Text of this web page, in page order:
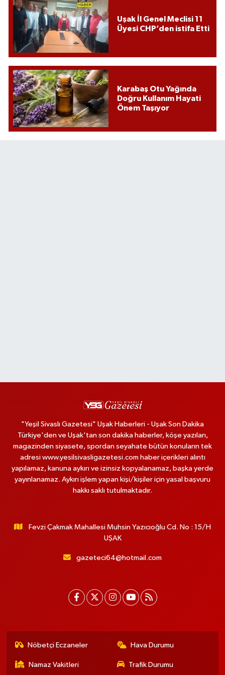
Uşak İl Genel Meclisi 11
Üyesi CHP’den istifa Etti
Karabaş Otu Yağında
Doğru Kullanım Hayati
Önem Taşıyor
"Yeşil Sivaslı Gazetesi" Uşak Haberleri - Uşak Son Dakika
Türkiye'den ve Uşak'tan son dakika haberler, köşe yazıları,
magazinden siyasete, spordan seyahate bütün konuların tek
adresi www.yesilsivasligazetesi.com haber içerikleri alıntı
yapılamaz, kanuna aykırı ve izinsiz kopyalanamaz, başka yerde
yayınlanamaz. Aykırı işlem yapan kişi/kişiler için yasal başvuru
hakkı saklı tutulmaktadır.
Fevzi Çakmak Mahallesi Muhsin Yazıcıoğlu Cd. No : 15/H
UŞAK
gazeteci64@hotmail.com
Nöbetçi Eczaneler Hava Durumu
Namaz Vakitleri Trafik Durumu